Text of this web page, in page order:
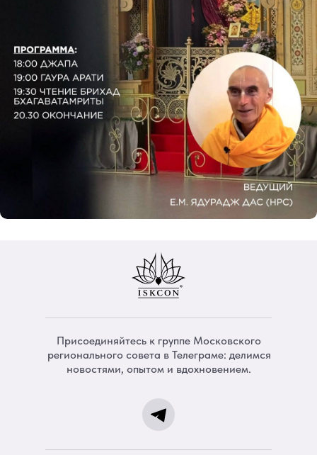
Присоединяйтесь к группе Московского
регионального совета в Телеграме: делимся
новостями, опытом и вдохновением.